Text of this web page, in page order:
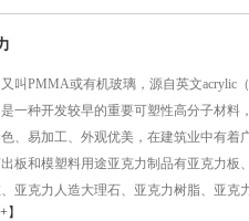
叫PMMA或有机玻璃，源自英文acrylic
一种开发较早的重要可塑性高分子材料
、易加工、外观优美，在建筑业中有着
板和模塑料用途亚克力制品有亚克力板
亚克力人造大理石、亚克力树脂、亚克
】